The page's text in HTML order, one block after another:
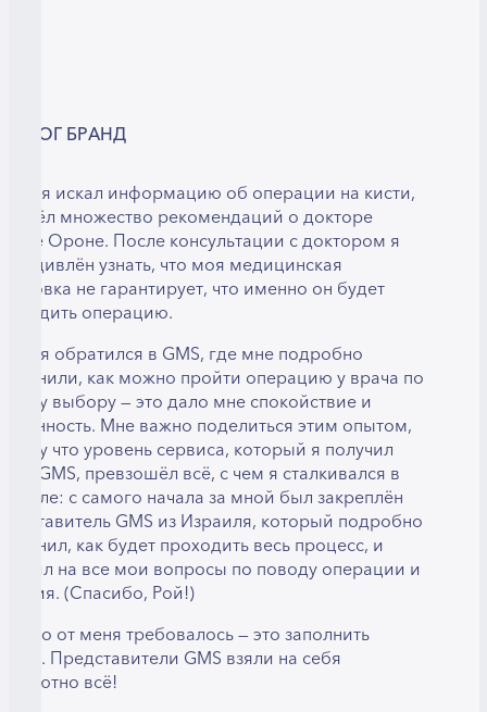
БРАНД
я искал информацию об операции на кисти,
множество рекомендаций о докторе
Ороне. После консультации с доктором я
удивлён узнать, что моя медицинская
не гарантирует, что именно он будет
операцию.
я обратился в GMS, где мне подробно
как можно пройти операцию у врача по
выбору — это дало мне спокойствие и
Мне важно поделиться этим опытом,
что уровень сервиса, который я получил
GMS, превзошёл всё, с чем я сталкивался в
с самого начала за мной был закреплён
GMS из Израиля, который подробно
как будет проходить весь процесс, и
на все мои вопросы по поводу операции и
(Спасибо, Рой!)
что от меня требовалось — это заполнить
Представители GMS взяли на себя
всё!